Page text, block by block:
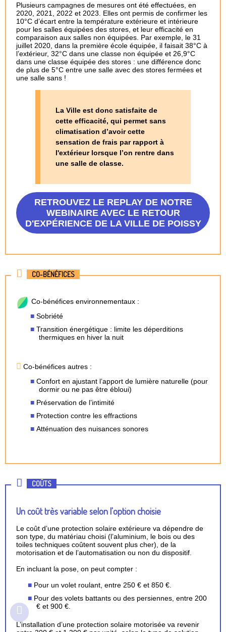
Plusieurs campagnes de mesures ont été effectuées, en
2020, 2021, 2022 et 2023. Elles ont permis de confirmer les
10°C d’écart entre la température extérieure et intérieure
pour les salles équipées des stores, et leur efficacité en
comparaison aux salles non équipées. Par exemple, le 31
juillet 2020, dans la première école équipée, il faisait 38°C à
l’extérieur, 32°C dans une classe non équipée et 26,9°C
dans une classe équipée des stores : une différence donc
de plus de 5°C entre une salle avec des stores fermées et
une salle sans !
La Ville est donc satisfaite de
cette efficacité, qui permet sans
climatisation d’avoir cette
sensation de frais par rapport à
l'extérieur lorsque l’on rentre dans
une salle de classe.
RETROUVEZ LE REPLAY DE NOTRE
WEBINAIRE AVEC LE RETOUR
D'EXPÉRIENCE DE LA VILLE DE POISSY
CO-BÉNÉFICES
Co-bénéfices environnementaux :
Sobriété
Transition énergétique : limite les déperditions
thermiques en hiver la nuit
Co-bénéfices autres :
Confort en ajustant l’apport de lumière naturelle (pour
dormir ou ne pas être ébloui)
Préservation de l’intimité
Protection contre les effractions
Atténuation des nuisances sonores
COÛTS
Un coût très variable selon l'option choisie
Le coût d’une protection solaire extérieure va dépendre de
son type, du matériau choisi (l’aluminium, le bois ou des
toiles techniques coûtent souvent plus cher), de la
motorisation et de l’automatisation ou non du dispositif.
En incluant la pose, on peut compter :
Pour un volet roulant, entre 250 € et 850 €.
Pour des volets battants ou des persiennes, entre 200
€ et 900 €.
L’installation d’une protection solaire motorisée va revenir